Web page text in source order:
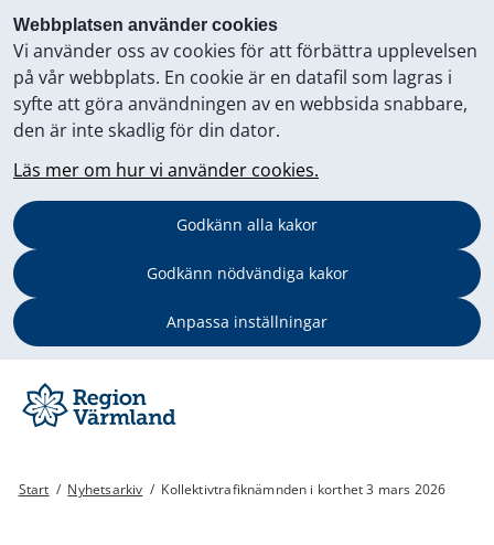
Webbplatsen använder cookies
Vi använder oss av cookies för att förbättra upplevelsen
på vår webbplats. En cookie är en datafil som lagras i
syfte att göra användningen av en webbsida snabbare,
den är inte skadlig för din dator.
Läs mer om hur vi använder cookies.
Godkänn alla kakor
Godkänn nödvändiga kakor
Anpassa inställningar
Start / Nyhetsarkiv / Kollektivtrafiknämnden i korthet 3 mars 2026